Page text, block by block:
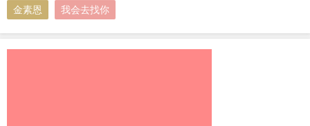
金素恩 我会去找你